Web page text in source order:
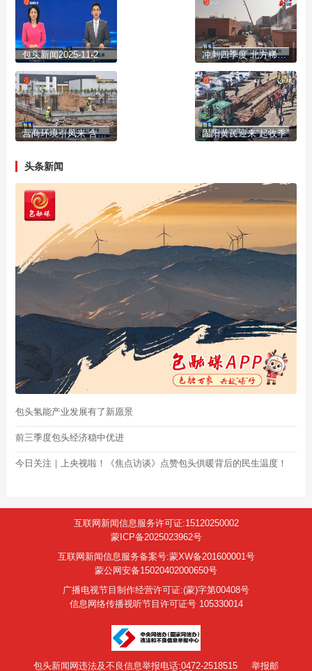
包头新闻2025-11-2 冲刺四季度 北方稀土打造绿色稀土金属生产基地
营商环境引凤来 含氟废水资源化项目绘就氟化工绿色蓝图 固阳黄芪迎来“起收季”
头条新闻
包头氢能产业发展有了新愿景
前三季度包头经济稳中优进
今日关注｜上央视啦！《焦点访谈》点赞包头供暖背后的民生温度！
互联网新闻信息服务许可证:15120250002
蒙ICP备2025023962号
互联网新闻信息服务备案号:蒙XW备201600001号
蒙公网安备15020402000650号
广播电视节目制作经营许可证:(蒙)字第00408号
信息网络传播视听节目许可证号 105330014
包头新闻网违法及不良信息举报电话:0472-2518515
举报邮